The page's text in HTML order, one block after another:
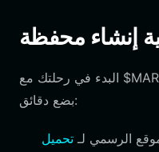
البدء في رحلتك مع $MARCUZ أمر بسيط ولا يستغرق سوى
بضع دقائق:
الرسمي لـ تحميل